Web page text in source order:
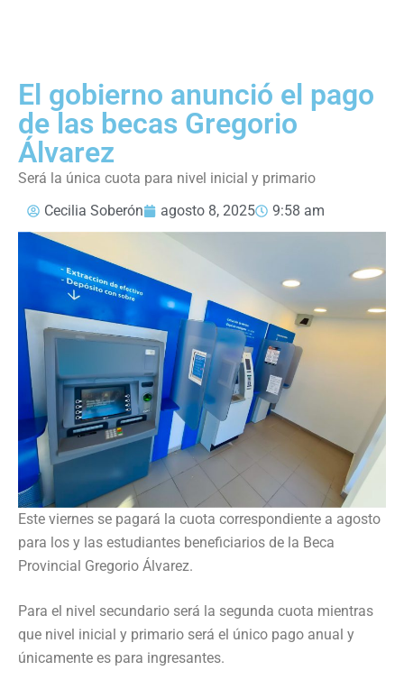
El gobierno anunció el pago
de las becas Gregorio
Álvarez
Será la única cuota para nivel inicial y primario
Cecilia Soberón
agosto 8, 2025 9:58 am
Este viernes se pagará la cuota correspondiente a agosto
para los y las estudiantes beneficiarios de la Beca
Provincial Gregorio Álvarez.
Para el nivel secundario será la segunda cuota mientras
que nivel inicial y primario será el único pago anual y
únicamente es para ingresantes.